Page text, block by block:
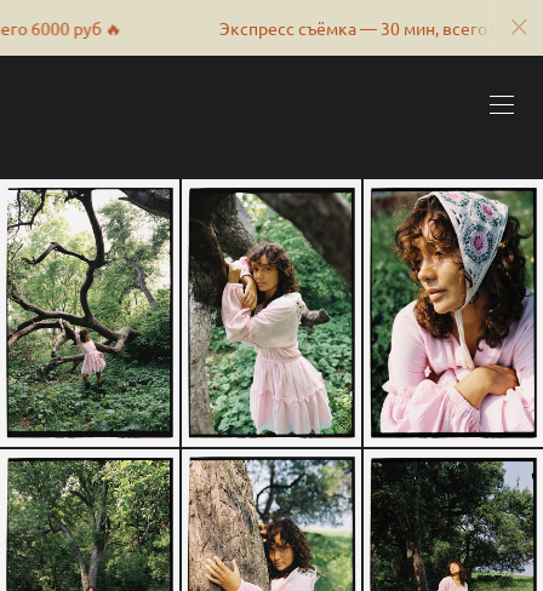
🔥 Экспресс съёмка — 30 мин, всего 6000 руб 🔥